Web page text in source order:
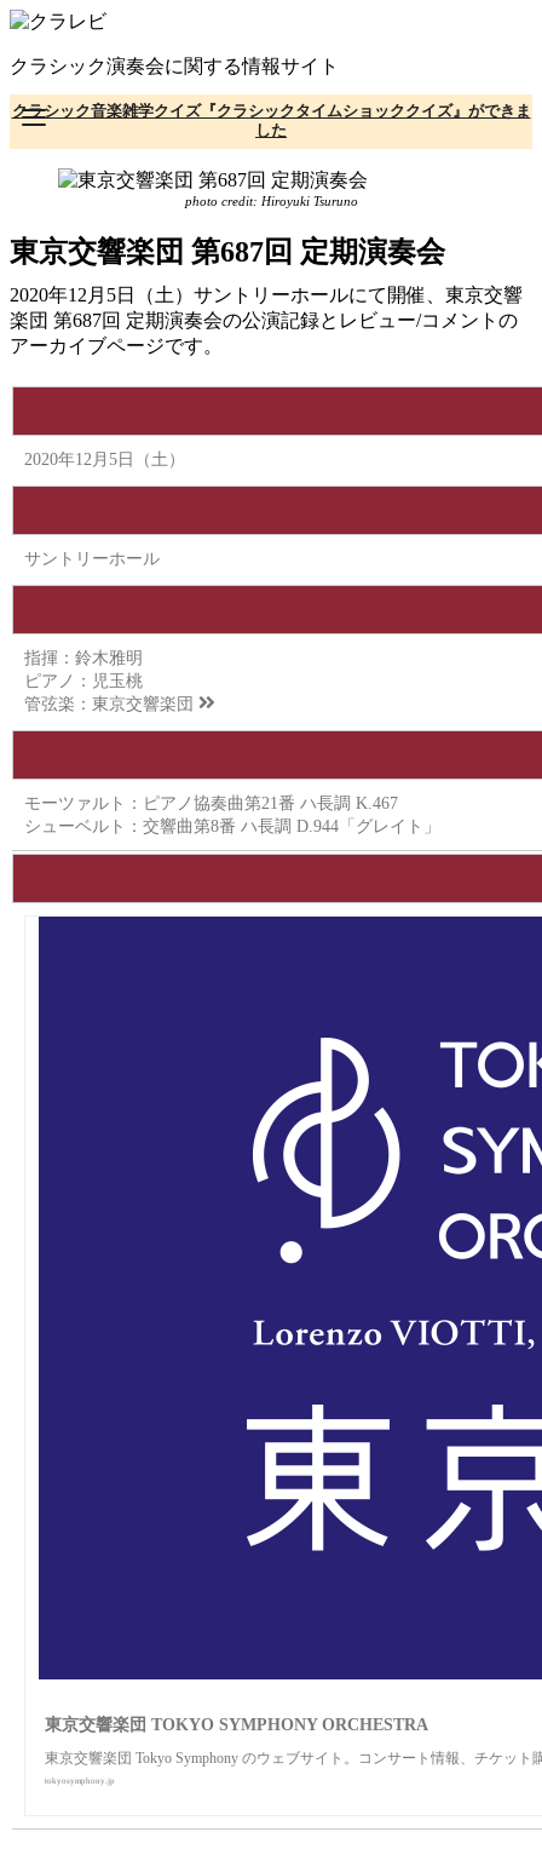
コ
テ
ン
ツ
へ
クラシック演奏会に関する情報サイト
クラシック音楽雑学クイズ『クラシックタイムショッククイズ』ができま
した
photo credit: Hiroyuki Tsuruno
東京交響楽団 第687回 定期演奏会
2020年12月5日（土）サントリーホールにて開催、東京交響
楽団 第687回 定期演奏会の公演記録とレビュー/コメントの
アーカイブページです。
2020年12月5日（土）
サントリーホール
指揮：鈴木雅明
ピアノ：児玉桃
管弦楽： 東京交響楽団
モーツァルト：ピアノ協奏曲第21番 ハ長調 K.467
シューベルト：交響曲第8番 ハ長調 D.944「グレイト」
東京交響楽団 TOKYO SYMPHONY ORCHESTRA
東京交響楽団 Tokyo Symphony のウェブサイト。コンサート情報、チケッ
tokyosymphony.jp